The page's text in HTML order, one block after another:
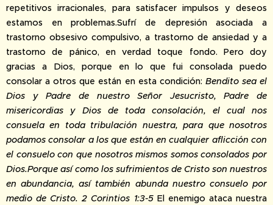
repetitivos irracionales, para satisfacer impulsos y deseos
estamos en problemas.Sufrí de depresión asociada a
trastorno obsesivo compulsivo, a trastorno de ansiedad y a
trastorno de pánico, en verdad toque fondo. Pero doy
gracias a Dios, porque en lo que fui consolada puedo
consolar a otros que están en esta condición: Bendito sea el
Dios y Padre de nuestro Señor Jesucristo, Padre de
misericordias y Dios de toda consolación, el cual nos
consuela en toda tribulación nuestra, para que nosotros
podamos consolar a los que están en cualquier aflicción con
el consuelo con que nosotros mismos somos consolados por
Dios.Porque así como los sufrimientos de Cristo son nuestros
en abundancia, así también abunda nuestro consuelo por
medio de Cristo. 2 Corintios 1:3-5 El enemigo ataca nuestra